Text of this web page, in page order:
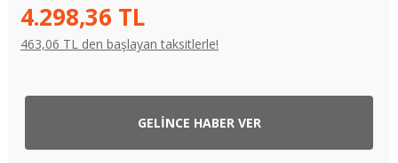
4.298,36 TL
463,06 TL den başlayan taksitlerle!
GELİNCE HABER VER